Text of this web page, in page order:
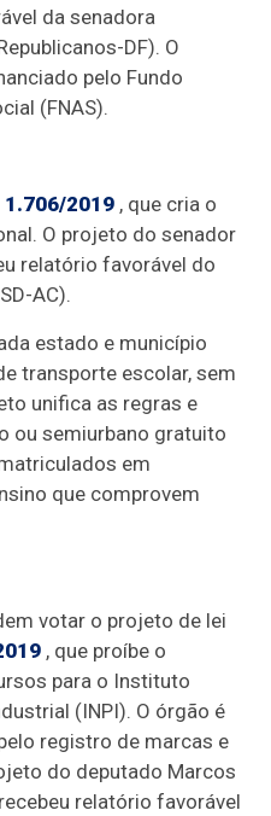
da senadora
DF). O
pelo Fundo
(FNAS).
1.706/2019 , que cria o
O projeto do senador
relatório favorável do
AC).
estado e município
transporte escolar, sem
unifica as regras e
ou semiurbano gratuito
em
que comprovem
votar o projeto de lei
, que proíbe o
para o Instituto
(INPI). O órgão é
registro de marcas e
do deputado Marcos
relatório favorável